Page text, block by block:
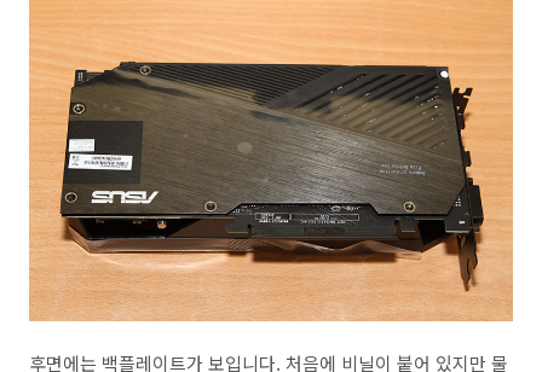
후면에는 백플레이트가 보입니다. 처음에 비닐이 붙어 있지만 물